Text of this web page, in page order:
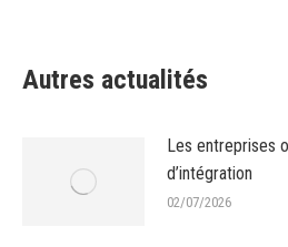
Autres actualités
Les entreprises
d’intégration
02/07/2026